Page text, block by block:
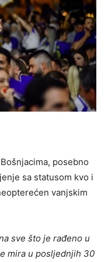
posebno
sa statusom kvo i
vanjskim
sve što je rađeno u
mira u posljednjih 30